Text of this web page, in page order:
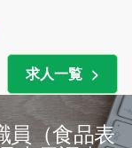
求人一覧
員（食品表